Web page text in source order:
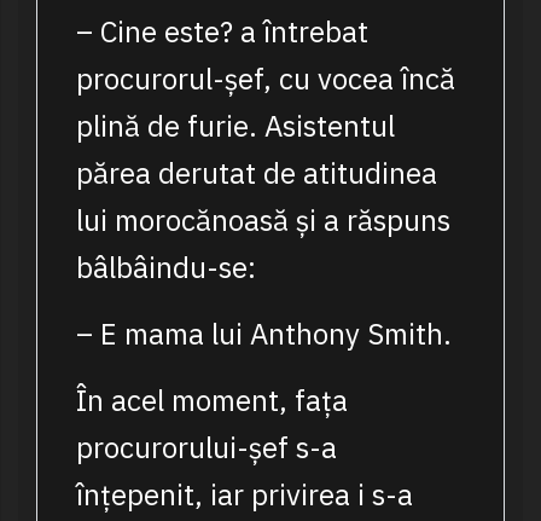
– Cine este? a întrebat
procurorul-șef, cu vocea încă
plină de furie. Asistentul
părea derutat de atitudinea
lui morocănoasă și a răspuns
bâlbâindu-se:
– E mama lui Anthony Smith.
În acel moment, fața
procurorului-șef s-a
înțepenit, iar privirea i s-a